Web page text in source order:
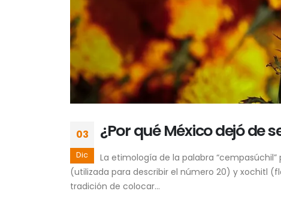
03
Dic
¿Por qué México dejó de
La etimología de la palabra
(utilizada para describir el número 20) y xochitl
tradición de colocar...